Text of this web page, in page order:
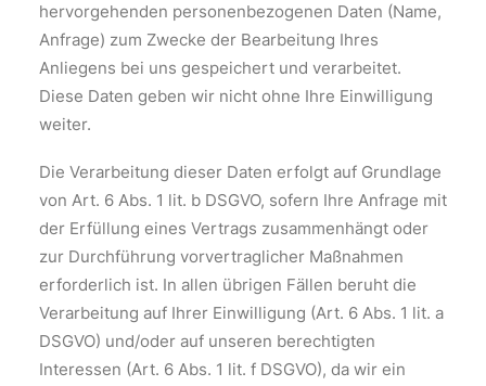
hervorgehenden personenbezogenen Daten (Name,
Anfrage) zum Zwecke der Bearbeitung Ihres
Anliegens bei uns gespeichert und verarbeitet.
Diese Daten geben wir nicht ohne Ihre Einwilligung
weiter.
Die Verarbeitung dieser Daten erfolgt auf Grundlage
von Art. 6 Abs. 1 lit. b DSGVO, sofern Ihre Anfrage mit
der Erfüllung eines Vertrags zusammenhängt oder
zur Durchführung vorvertraglicher Maßnahmen
erforderlich ist. In allen übrigen Fällen beruht die
Verarbeitung auf Ihrer Einwilligung (Art. 6 Abs. 1 lit. a
DSGVO) und/oder auf unseren berechtigten
Interessen (Art. 6 Abs. 1 lit. f DSGVO), da wir ein